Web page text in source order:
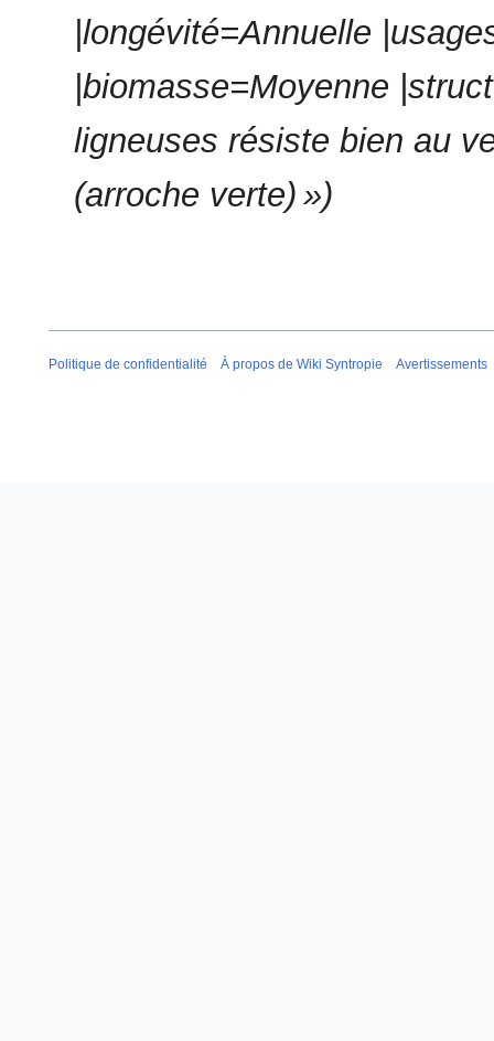
|longévité=Annuelle
|biomasse=Moyenne
ligneuses résiste bien au
(arroche verte) »
Politique de confidentialité À propos de Wiki Syntropie Avertissements